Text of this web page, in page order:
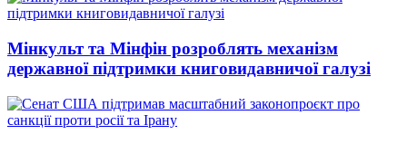
Мінкульт та Мінфін розроблять механізм
державної підтримки книговидавничої галузі